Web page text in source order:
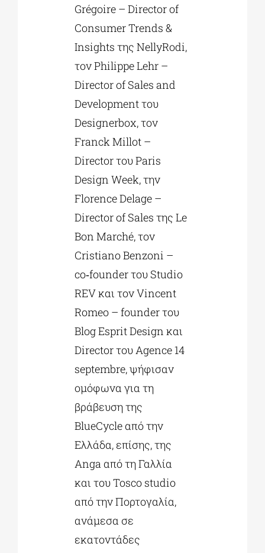
Grégoire – Director of
Consumer Trends &
Insights της NellyRodi,
τον Philippe Lehr –
Director of Sales and
Development του
Designerbox, τον
Franck Millot –
Director του Paris
Design Week, την
Florence Delage –
Director of Sales της Le
Bon Marché, τον
Cristiano Benzoni –
co‑founder του Studio
REV και τον Vincent
Romeo – founder του
Blog Esprit Design και
Director του Agence 14
septembre, ψήφισαν
ομόφωνα για τη
βράβευση της
BlueCycle από την
Ελλάδα, επίσης, της
Anga από τη Γαλλία
και του Tosco studio
από την Πορτογαλία,
ανάμεσα σε
εκατοντάδες